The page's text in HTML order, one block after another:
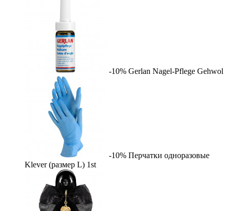
-10% Gerlan Nagel-Pflege Gehwol
-10% Перчатки одноразовые
Klever (размер L) 1st